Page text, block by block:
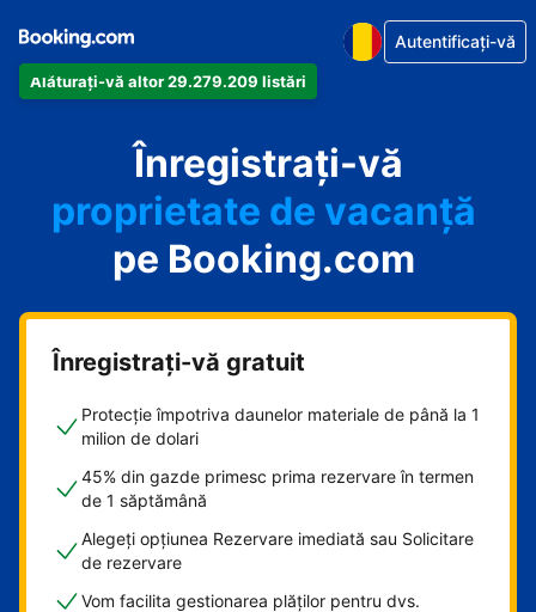
Alăturați-vă altor 29.279.209 listări
Autentificați-vă
Înregistrați-vă
apartamentul
hotelul
proprietate de vacanță
pensiunea
B&B-ul
pe Booking.com
Înregistrați-vă gratuit
Protecție împotriva daunelor materiale de până la 1
milion de dolari
45% din gazde primesc prima rezervare în termen
de 1 săptămână
Alegeți opțiunea Rezervare imediată sau Solicitare
de rezervare
Vom facilita gestionarea plăților pentru dvs.